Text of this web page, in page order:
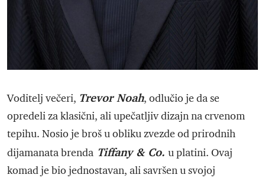
Voditelj večeri, Trevor Noah, odlučio je da se
opredeli za klasični, ali upečatljiv dizajn na crvenom
tepihu. Nosio je broš u obliku zvezde od prirodnih
dijamanata brenda Tiffany & Co. u platini. Ovaj
komad je bio jednostavan, ali savršen u svojoj